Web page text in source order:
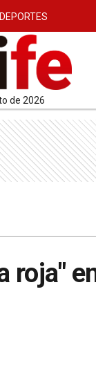
DEPORTES
de 2026
roja"